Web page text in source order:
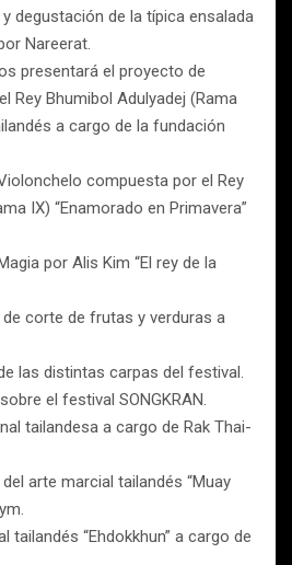
degustación de la típica ensalada
Nareerat.
presentará el proyecto de
Rey Bhumibol Adulyadej (Rama
a cargo de la fundación
compuesta por el Rey
IX) “Enamorado en Primavera”
por Alis Kim “El rey de la
corte de frutas y verduras a
las distintas carpas del festival.
el festival SONGKRAN.
tailandesa a cargo de Rak Thai-
arte marcial tailandés “Muay
tailandés “Ehdokkhun” a cargo de